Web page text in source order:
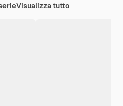
Visualizza tutto